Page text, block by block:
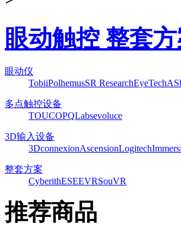
眼动触控 整套
眼动仪
TobiiPolhemusSR ResearchEyeTech
多点触控设备
TOUCOPQLabsevoluce
3D输入设备
3DconnexionAscensionLogitech
整套方案
CyberithESEEVRSouVR
推荐商品